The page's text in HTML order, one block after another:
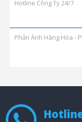
Hotline Công Ty 24/7
Phản Ánh Hàng Hóa -